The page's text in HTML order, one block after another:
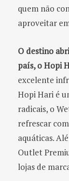
quem não
aproveitar
O destino
país, o Hopi
excelente
Hopi Hari é
radicais, o
refrescar
aquáticas.
Outlet
lojas de